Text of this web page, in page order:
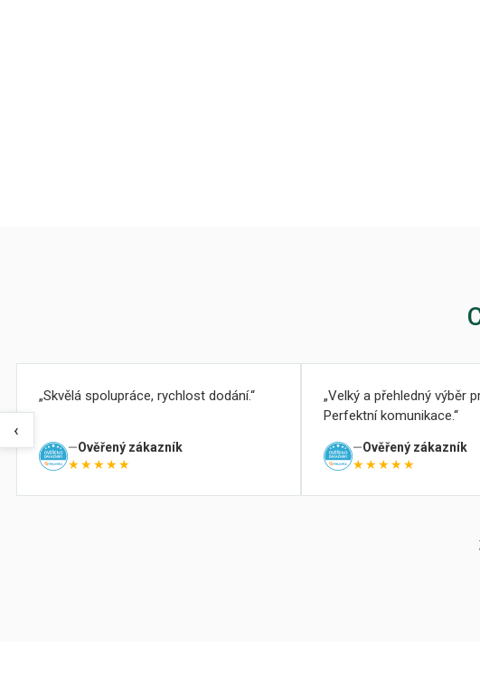
‹
Skvělá spolupráce, rychlost dodání.
Ověřený zákazník
★★★★★
Velký a přehledný výběr
Perfektní komunikace.
Ověřený zákazník
★★★★★